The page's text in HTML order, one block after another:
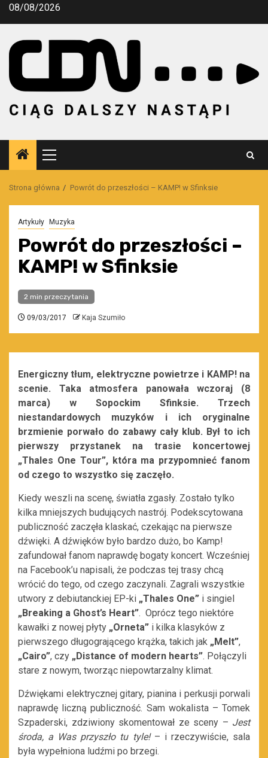
Przejdź
08/08/2026
Menu
główne
Strona główna Powrót do przeszłości – KAMP! w Sfinksie
Artykuły Muzyka
Powrót do przeszłości –
KAMP! w Sfinksie
2 min przeczytania
09/03/2017 Kaja Szumiło
Energiczny tłum, elektryczne powietrze i KAMP! na
scenie. Taka atmosfera panowała wczoraj (8
marca) w Sopockim Sfinksie. Trzech
niestandardowych muzyków i ich oryginalne
brzmienie porwało do zabawy cały klub. Był to ich
pierwszy przystanek na trasie koncertowej
„Thales One Tour”, która ma przypomnieć fanom
od czego to wszystko się zaczęło.
Kiedy weszli na scenę, światła zgasły. Zostało tylko
kilka mniejszych budujących nastrój. Podekscytowana
publiczność zaczęła klaskać, czekając na pierwsze
dźwięki. A dźwięków było bardzo dużo, bo Kamp!
zafundował fanom naprawdę bogaty koncert. Wcześniej
na Facebook’u napisali, że podczas tej trasy chcą
wrócić do tego, od czego zaczynali. Zagrali wszystkie
utwory z debiutanckiej EP-ki „Thales One” i singiel
„Breaking a Ghost’s Heart”. Oprócz tego niektóre
kawałki z nowej płyty „Orneta” i kilka klasyków z
pierwszego długogrającego krążka, takich jak „Melt”,
„Cairo”, czy „Distance of modern hearts”. Połączyli
stare z nowym, tworząc niepowtarzalny klimat.
Dźwiękami elektrycznej gitary, pianina i perkusji porwali
naprawdę liczną publiczność. Sam wokalista – Tomek
Szpaderski, zdziwiony skomentował ze sceny – Jest
środa, a Was przyszło tu tyle!– i rzeczywiście, sala
była wypełniona ludźmi po brzegi.